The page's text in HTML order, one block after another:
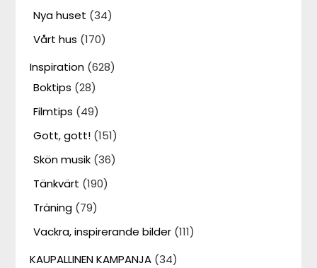
Nya huset (34)
Vårt hus (170)
Inspiration (628)
Boktips (28)
Filmtips (49)
Gott, gott! (151)
Skön musik (36)
Tänkvärt (190)
Träning (79)
Vackra, inspirerande bilder (111)
KAUPALLINEN KAMPANJA (34)